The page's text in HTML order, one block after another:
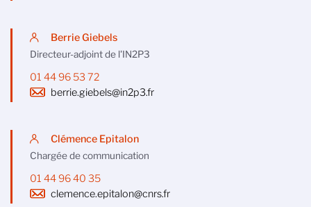
Berrie Giebels
Directeur-adjoint de l'IN2P3
01 44 96 53 72
berrie.giebels@in2p3.fr
Clémence Epitalon
Chargée de communication
01 44 96 40 35
clemence.epitalon@cnrs.fr